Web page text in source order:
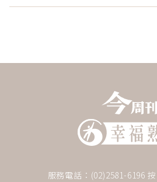
服務電話：(02)2581-6196